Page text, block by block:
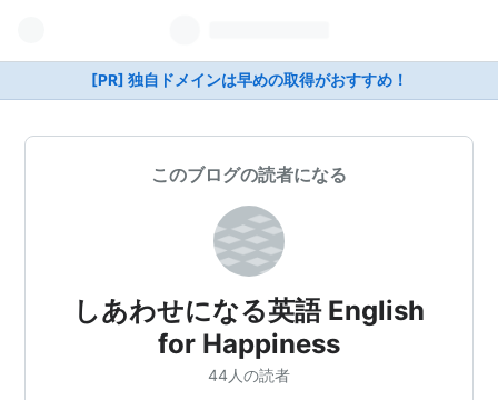
[PR] 独自ドメインは早めの取得がおすすめ！
このブログの読者になる
しあわせになる英語 English
for Happiness
44人の読者